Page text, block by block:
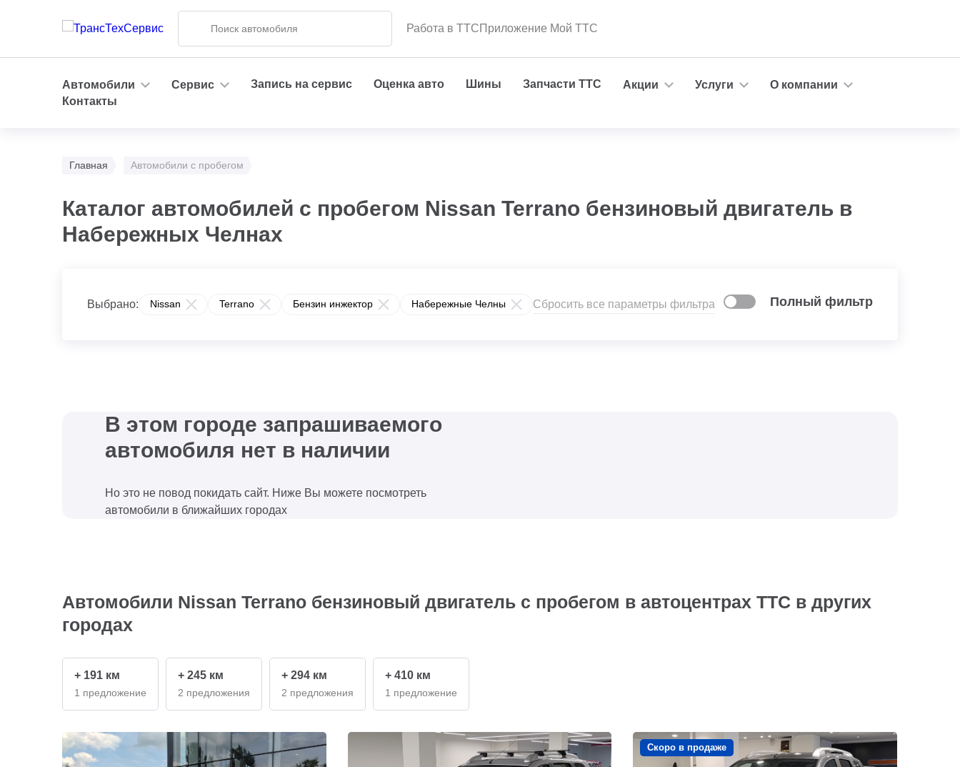
Работа в ТТСПриложение Мой ТТС
Автомобили Сервис Запись на сервис Оценка авто Шины Запчасти ТТС Акции Услуги
О компании
Контакты
Главная Автомобили с пробегом
Каталог автомобилей с пробегом Nissan Terrano бензиновый двигатель в
Набережных Челнах
Выбрано: Nissan Terrano Бензин инжектор Набережные Челны Сбросить все параметры фильтра Полный фильтр
В этом городе запрашиваемого
автомобиля нет в наличии
Но это не повод покидать сайт. Ниже Вы можете посмотреть
автомобили в ближайших городах
Автомобили Nissan Terrano бензиновый двигатель с пробегом в автоцентрах ТТС в других
городах
+ 191 км
1 предложение
+ 245 км
2 предложения
+ 294 км
2 предложения
+ 410 км
1 предложение
Скоро в продаже